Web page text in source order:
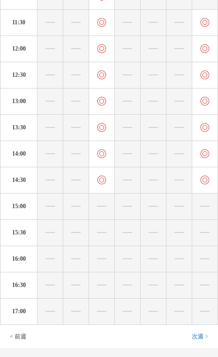
11:30
12:00
12:30
13:00
13:30
14:00
14:30
15:00
15:30
16:00
16:30
17:00
< 前週 次週 >